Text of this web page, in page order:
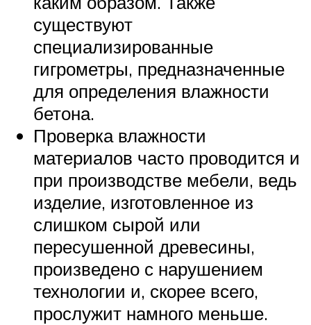
существуют
специализированные
гигрометры, предназначенные
для определения влажности
бетона.
Проверка влажности
материалов часто проводится и
при производстве мебели, ведь
изделие, изготовленное из
слишком сырой или
пересушенной древесины,
произведено с нарушением
технологии и, скорее всего,
прослужит намного меньше.